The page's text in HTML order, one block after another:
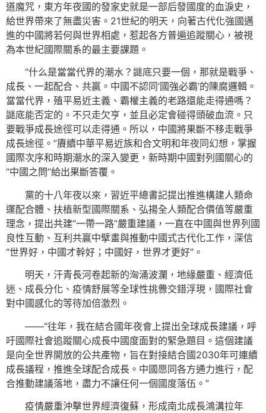
道魔咒，東方年夜國的發家史就是一部后發國度的血淚史，
給世界帶來了無盡災害。21世紀的明天，向著古代化強國邁
進的中國將若何與世界相處，惹起各方普遍追蹤關心，被視
為本世紀國際關系的最主要課題。
“什么是當當代界的潮水？謎底只要一個，那就是戰爭、
成長、一起配合、共贏。中國不認同‘國強必霸’的陳腐邏輯。
當當代界，殖平易近主義、霸權主義的老路還能走得通嗎？
謎底能否定的。不只走欠亨，並且必定會碰得頭破血流。只
要戰爭成長途徑可以走得通。所以，中國將果斷不移走戰爭
成長途徑。”賡續中華平易近族和合文明和年夜同幻想，掌握
國際次序和時期潮水的深入變更，新時期中國對列國關心的
“中國之問”給出果斷答覆。
黨的十八年夜以來，習近平總書記提出推進構建人類命
運配合體、扶植新型國際關系、弘揚全人類配合價值等嚴重
理念，提出共建“一帶一路”嚴重建議，一直在中國與世界列國
良性互動、互利共贏中擘畫與推動中國式古代化工作，深信
“世界好，中國才幹好；中國好，世界才更好”。
明天，汗青長河卷起新的洶涌波瀾，地緣嚴重、經濟低
迷、成長分化、疫情舒展等全球性挑釁交錯浮現，國際社會
對中國感化的等待加倍激烈。
——“往年，我在結合國年夜會上提出全球成長建議，呼
吁國際社會追蹤關心成長中國度面對的緊急題目。這個建議
是向全世界開放的公共產物，旨在對接結合國2030年可連續
成長議程，推進全球配合成長。中國愿同各方通力進行，配
合推動建議落地，盡力不讓任何一個國度落伍。”
疫情嚴重沖擊世界經濟復蘇，形成南北成長鴻溝拉年